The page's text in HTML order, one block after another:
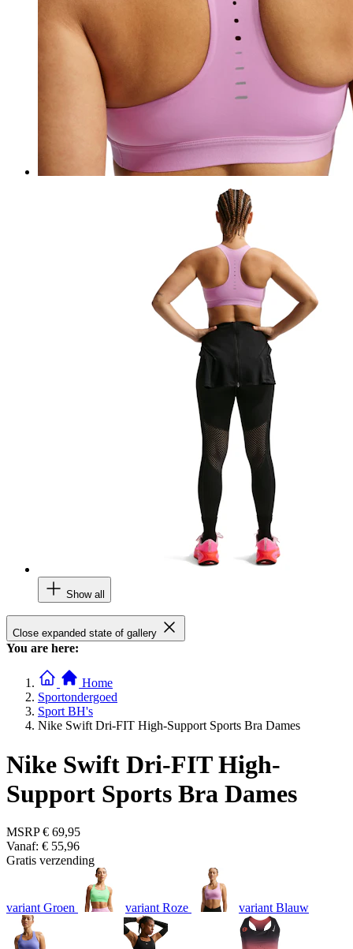
Show all
Close expanded state of gallery
You are here:
Home
Sportondergoed
Sport BH's
Nike Swift Dri-FIT High-Support Sports Bra Dames
Nike Swift Dri-FIT High-
Support Sports Bra Dames
MSRP € 69,95
Vanaf: € 55,96
Gratis verzending
variant Groen variant Roze variant Blauw